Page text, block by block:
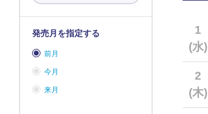
1
(水)
2
(木)
発売月を指定する
前月
今月
来月